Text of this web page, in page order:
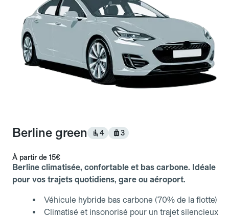
Berline green 4 3
À partir de 15€
Berline climatisée, confortable et bas carbone. Idéale
pour vos trajets quotidiens, gare ou aéroport.
Véhicule hybride bas carbone (70% de la flotte)
Climatisé et insonorisé pour un trajet silencieux